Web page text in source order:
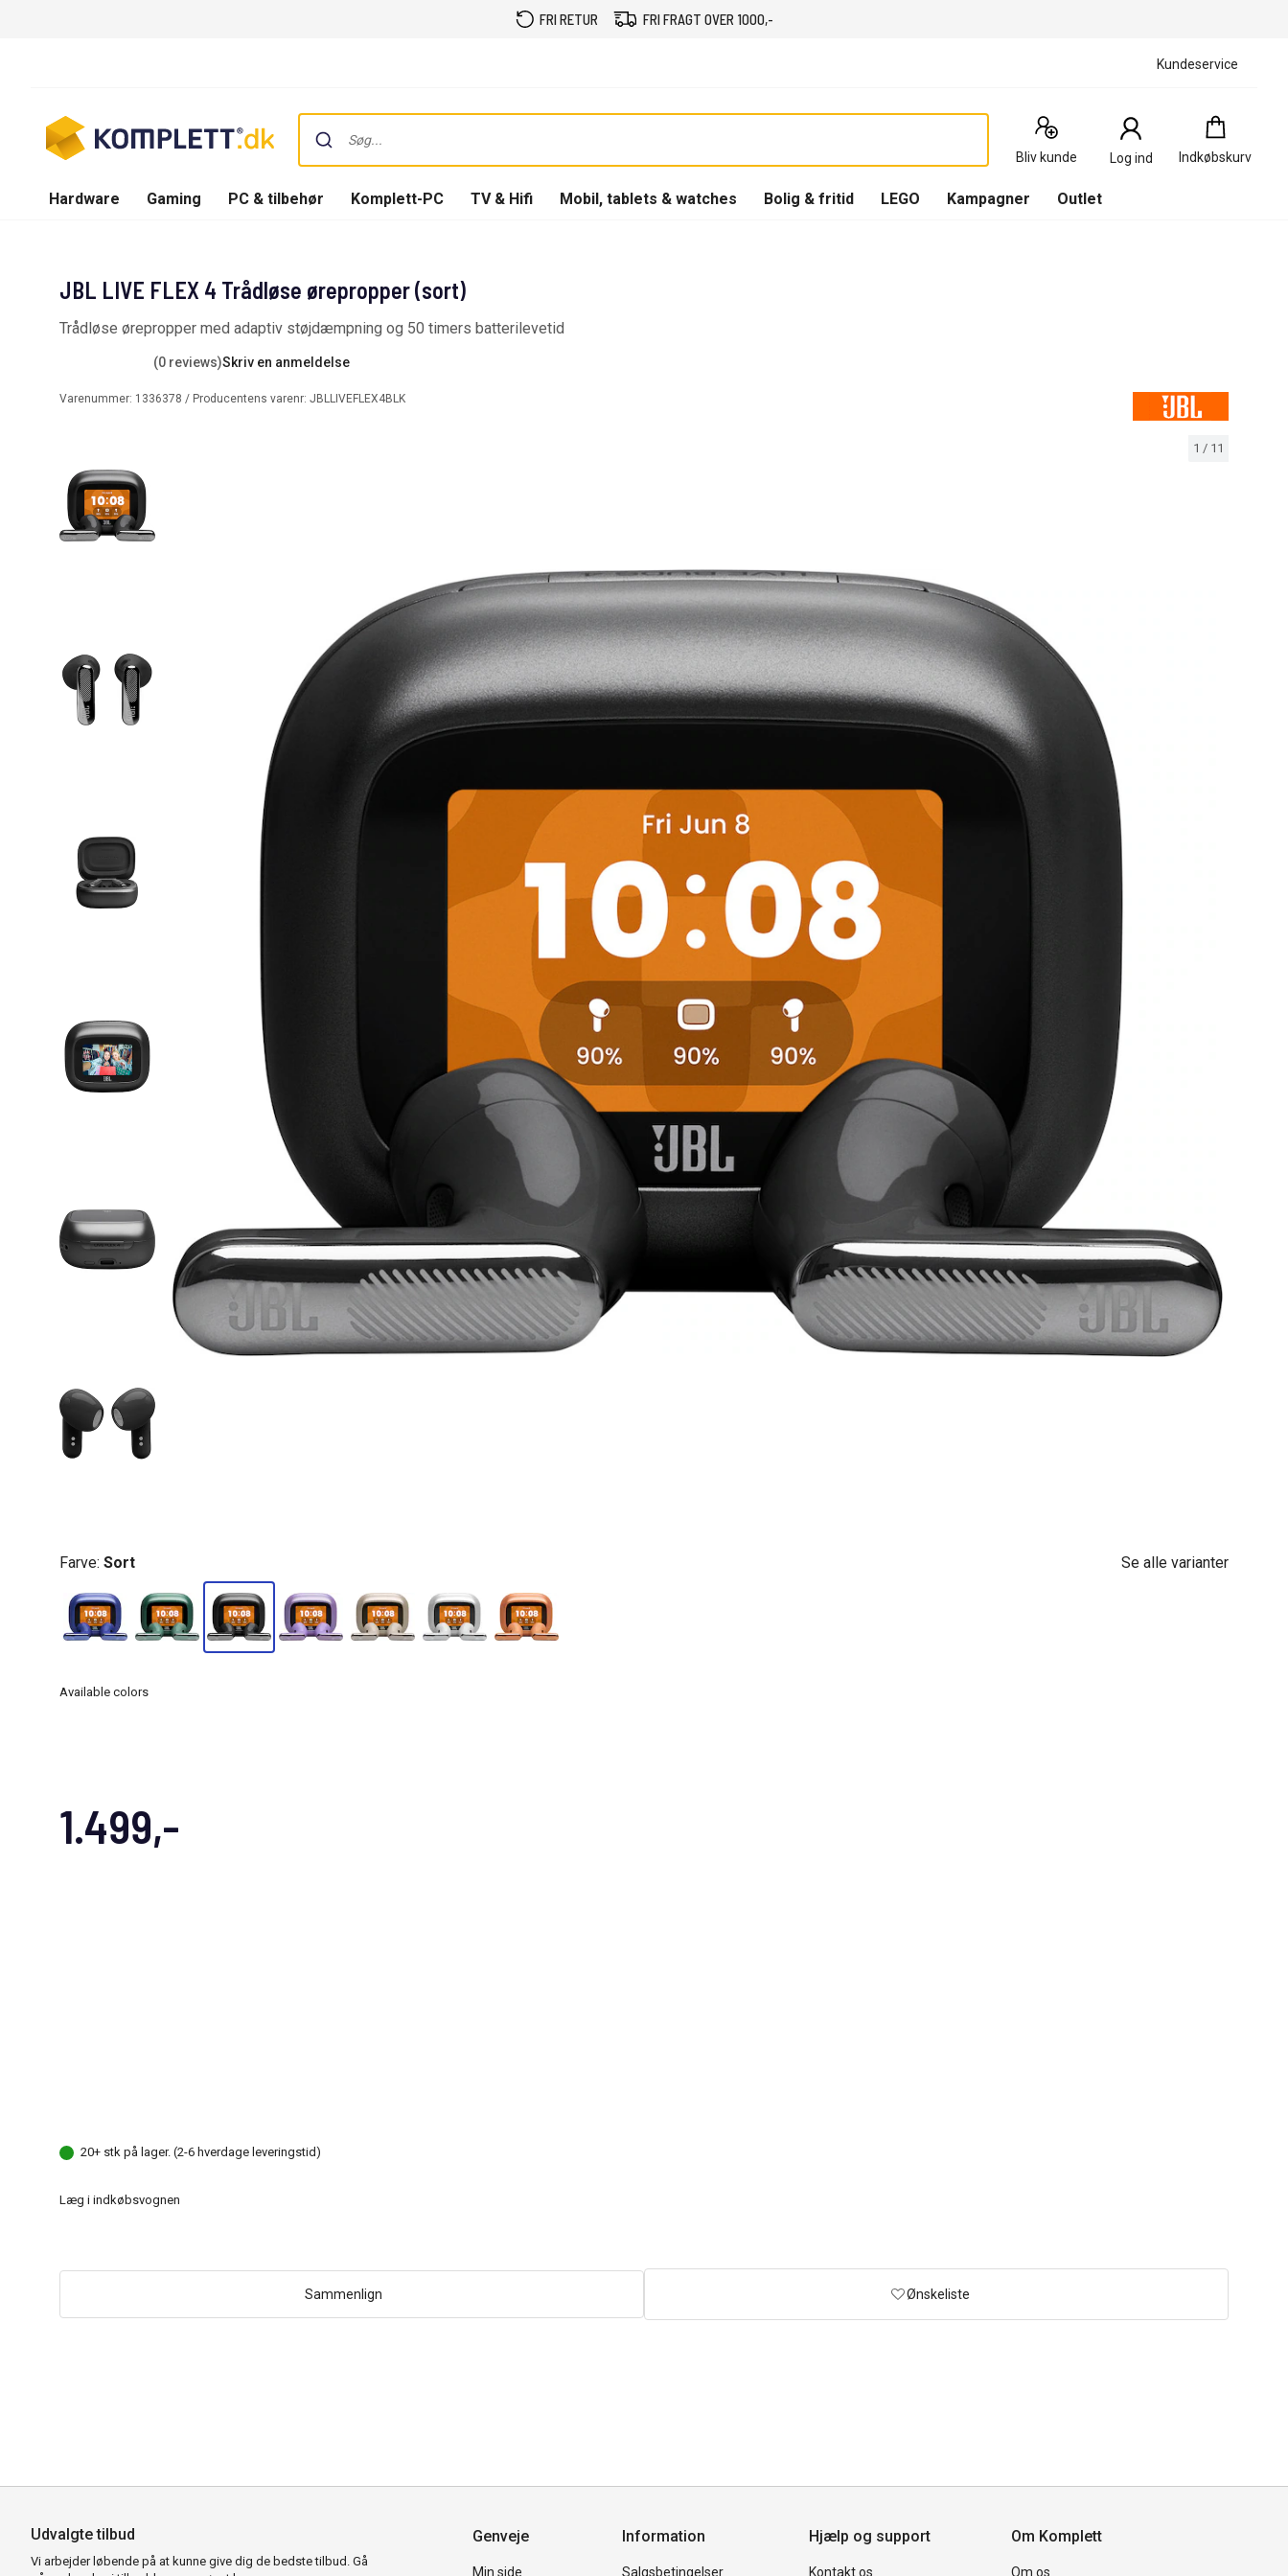
FRI RETUR FRI FRAGT OVER 1000,-
Kundeservice
Bliv kunde Log ind Indkøbskurv
Indkøbskurv
0
Produkter
Hardware Gaming PC & tilbehør Komplett-PC TV & Hifi Mobil, tablets & watches Bolig & fritid LEGO Kampagner Outlet
1 / 11
JBL LIVE FLEX 4 Trådløse ørepropper (sort)
Trådløse ørepropper med adaptiv støjdæmpning og 50 timers batterilevetid
(0 reviews)Skriv en anmeldelse
Varenummer: 1336378 / Producentens varenr: JBLLIVEFLEX4BLK
1.499,-
Farve: Sort Se alle varianter
Available colors
20+ stk på lager. (2-6 hverdage leveringstid)
Læg i indkøbsvognen
Sammenlign Ønskeliste
Udvalgte tilbud
Vi arbejder løbende på at kunne give dig de bedste tilbud. Gå
Genveje
Min side
Information
Salgsbetingelser
Hjælp og support
Kontakt os
Om Komplett
Om os